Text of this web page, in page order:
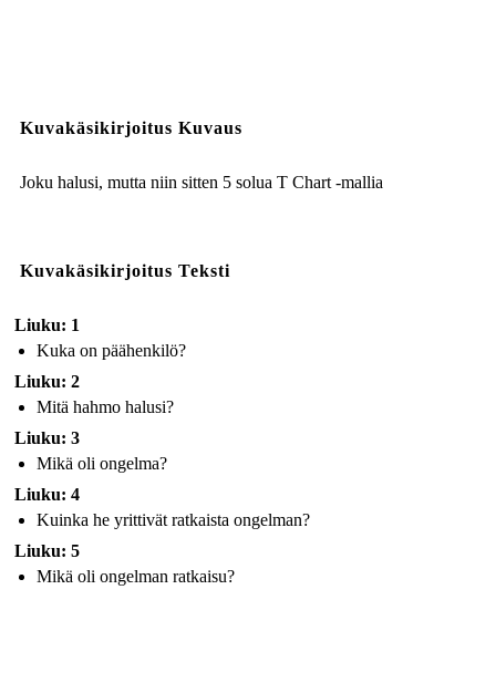
Kuvakäsikirjoitus Kuvaus
Joku halusi, mutta niin sitten 5 solua T Chart -mallia
Kuvakäsikirjoitus Teksti
Liuku: 1
Kuka on päähenkilö?
Liuku: 2
Mitä hahmo halusi?
Liuku: 3
Mikä oli ongelma?
Liuku: 4
Kuinka he yrittivät ratkaista ongelman?
Liuku: 5
Mikä oli ongelman ratkaisu?